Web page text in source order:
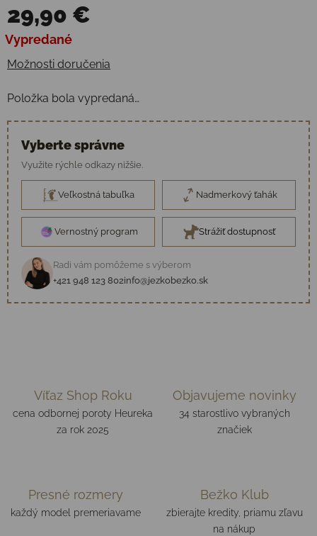
29,90 €
Jednotková cena:
Vypredané
Možnosti doručenia
Položka bola vypredaná…
Vyberte správne
Využite rýchle odkazy nižšie.
Veľkostná tabuľka Nadmerkový ťahák
Vernostný program Strážiť dostupnosť
Radi vám pomôžeme s výberom
+421 948 123 802info@jezkobezko.sk
Víťaz Shop Roku
cena odbornej poroty Heureka
za rok 2025
Objavujeme novinky
34 starostlivo vybraných
značiek
Presné rozmery
každý model premeriavame
Bežko Klub
zbierajte kredity, priamu zľavu
na nákup